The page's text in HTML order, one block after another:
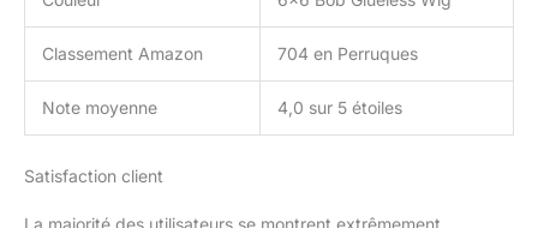
Classement Amazon 704 en Perruques
Note moyenne 4,0 sur 5 étoiles
Satisfaction client
La majorité des utilisateurs se montrent extrêmement